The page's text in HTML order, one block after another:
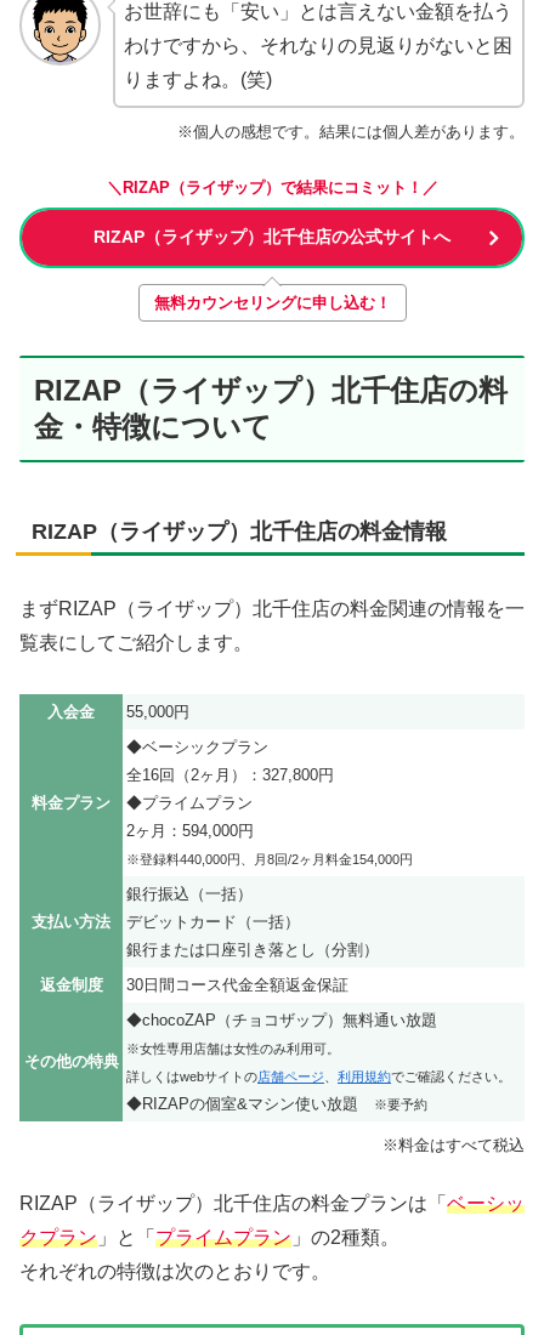
お世辞にも「安い」とは言えない金額を払う
わけですから、それなりの見返りがないと困
りますよね。(笑)
※個人の感想です。結果には個人差があります。
＼RIZAP（ライザップ）で結果にコミット！／
RIZAP（ライザップ）北千住店の公式サイトへ
無料カウンセリングに申し込む！
RIZAP（ライザップ）北千住店の料
金・特徴について
RIZAP（ライザップ）北千住店の料金情報
まずRIZAP（ライザップ）北千住店の料金関連の情報を一
覧表にしてご紹介します。
入会金 55,000円
料金プラン
◆ベーシックプラン
全16回（2ヶ月）：327,800円
◆プライムプラン
2ヶ月：594,000円
※登録料440,000円、月8回/2ヶ月料金154,000円
支払い方法
銀行振込（一括）
デビットカード（一括）
銀行または口座引き落とし（分割）
返金制度
30日間コース代金全額返金保証
その他の特典
◆chocoZAP（チョコザップ）無料通い放題
※女性専用店舗は女性のみ利用可。
詳しくはwebサイトの店舗ページ 利用規約でご確認ください。
◆RIZAPの個室&マシン使い放題 ※要予約
※料金はすべて税込
RIZAP（ライザップ）北千住店の料金プランは「 ベーシッ
クプラン 」と「 プライムプラン 」の2種類。
それぞれの特徴は次のとおりです。